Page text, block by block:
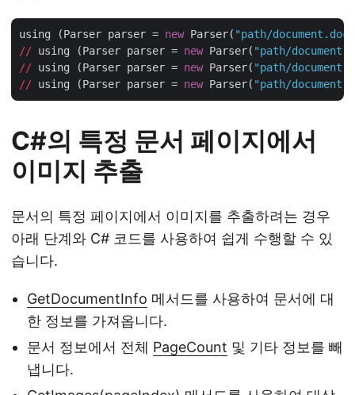
using (Parser parser = new Parser( "path/
// using (Parser parser = new Parser( "path/
// using (Parser parser = new Parser( "path/
// using (Parser parser = new Parser( "path/
C#의 특정 문서 페이지에서
이미지 추출
문서의 특정 페이지에서 이미지를 추출하려는 경우
아래 단계와 C# 코드를 사용하여 쉽게 수행할 수 있
습니다.
GetDocumentInfo 메서드를 사용하여 문서에 대
한 정보를 가져옵니다.
문서 정보에서 전체 PageCount 및 기타 정보를 빼
냅니다.